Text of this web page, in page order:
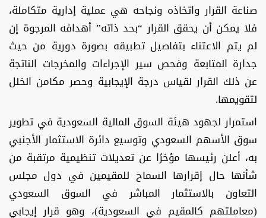
صناعة القرار واتخاذه ونجاحه هي عملية إدارية متكاملة،
فلا يمكن أن يحقق القرار “بحد ذاته” أهدافه المرجوة إن
لم يتم الاعتناء بتفاصيل تطبيقه بصورة دورية من حيث
جدارة المتابعة وفحص سير الإجراءات والمخرجات الناتجة
عن ذلك القرار لقياس درجة الإيجابية وحصر مكامن الخلل
لتقويمها.
استمرار لجهود هيئة السوق المالية السعودية في تطوير
سوق الأسهم السعودي وتوسيع دائرة الاستثمار الأجنبي
به، أعلن رئيسها مؤخرًا عن تعديلات تنظيمية مرتقبة من
شأنها حال إقرارها السماح للمقيمين في دول مجلس
التعاون بالاستثمار المباشر في السوق السعودي
(معاملتهم كالمقيم في السعودية)، وهو قرار إيجابي